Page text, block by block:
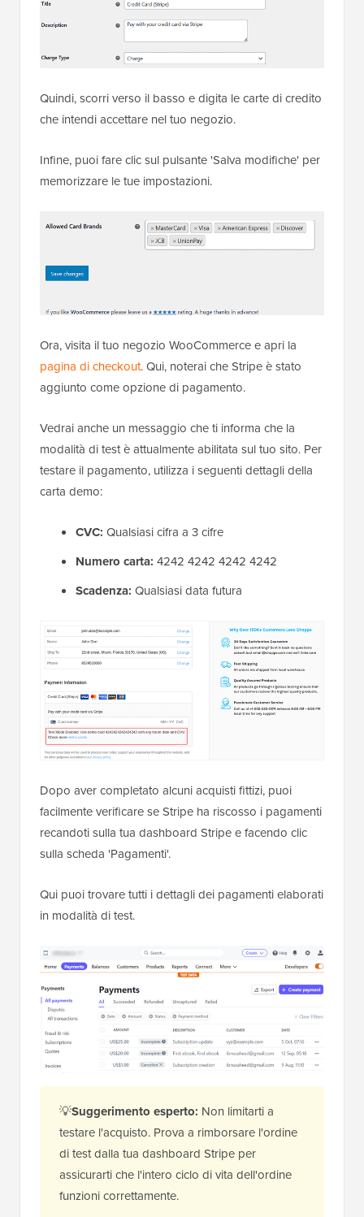
Quindi, scorri verso il basso e digita le carte di credito
che intendi accettare nel tuo negozio.
Infine, puoi fare clic sul pulsante 'Salva modifiche' per
memorizzare le tue impostazioni.
Ora, visita il tuo negozio WooCommerce e apri la
pagina di checkout. Qui, noterai che Stripe è stato
aggiunto come opzione di pagamento.
Vedrai anche un messaggio che ti informa che la
modalità di test è attualmente abilitata sul tuo sito. Per
testare il pagamento, utilizza i seguenti dettagli della
carta demo:
CVC: Qualsiasi cifra a 3 cifre
Numero carta: 4242 4242 4242 4242
Scadenza: Qualsiasi data futura
Dopo aver completato alcuni acquisti fittizi, puoi
facilmente verificare se Stripe ha riscosso i pagamenti
recandoti sulla tua dashboard Stripe e facendo clic
sulla scheda 'Pagamenti'.
Qui puoi trovare tutti i dettagli dei pagamenti elaborati
in modalità di test.
💡Suggerimento esperto: Non limitarti a
testare l'acquisto. Prova a rimborsare l'ordine
di test dalla tua dashboard Stripe per
assicurarti che l'intero ciclo di vita dell'ordine
funzioni correttamente.